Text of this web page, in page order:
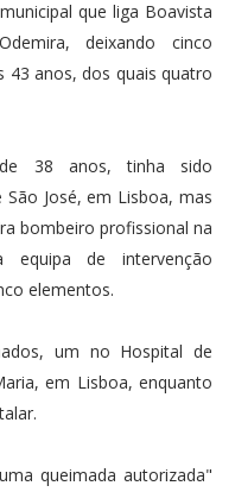
que liga Boavista
deixando cinco
anos, dos quais quatro
38 anos, tinha sido
José, em Lisboa, mas
bombeiro profissional na
de intervenção
elementos.
um no Hospital de
em Lisboa, enquanto
queimada autorizada"